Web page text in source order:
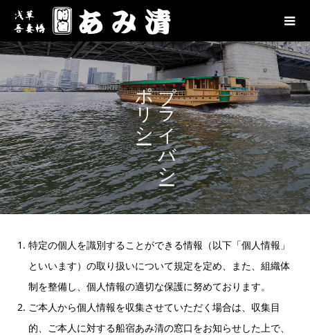
プライバシー
ポリシー
特定の個人を識別することができる情報（以下「個人情報」
といいます）の取り扱いについて規定を定め、また、組織体
制を整備し、個人情報の適切な保護に努めております。
ご本人から個人情報を収集させていただく場合は、収集目
的、ご本人に対する船宿あみ清の窓口をお知らせした上で、